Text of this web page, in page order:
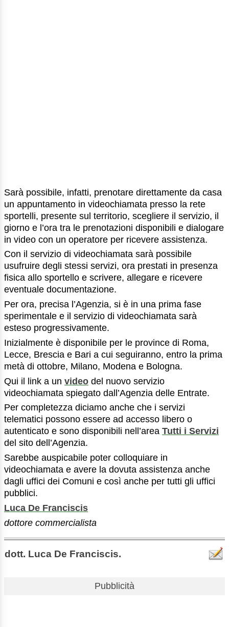
Sarà possibile, infatti, prenotare direttamente da casa
un appuntamento in videochiamata presso la rete
sportelli, presente sul territorio, scegliere il servizio, il
giorno e l’ora tra le prenotazioni disponibili e dialogare
in video con un operatore per ricevere assistenza.
Con il servizio di videochiamata sarà possibile
usufruire degli stessi servizi, ora prestati in presenza
fisica allo sportello e scrivere, allegare e ricevere
eventuale documentazione.
Per ora, precisa l’Agenzia, si è in una prima fase
sperimentale e il servizio di videochiamata sarà
esteso progressivamente.
Inizialmente è disponibile per le province di Roma,
Lecce, Brescia e Bari a cui seguiranno, entro la prima
metà di ottobre, Milano, Modena e Bologna.
Qui il link a un video del nuovo servizio
videochiamata spiegato dall’Agenzia delle Entrate.
Per completezza diciamo anche che i servizi
telematici possono essere ad accesso libero o
autenticato e sono disponibili nell’area Tutti i Servizi
del sito dell’Agenzia.
Sarebbe auspicabile poter colloquiare in
videochiamata e avere la dovuta assistenza anche
dagli uffici dei Comuni e così anche per tutti gli uffici
pubblici.
Luca De Franciscis
dottore commercialista
dott. Luca De Franciscis.
Pubblicità